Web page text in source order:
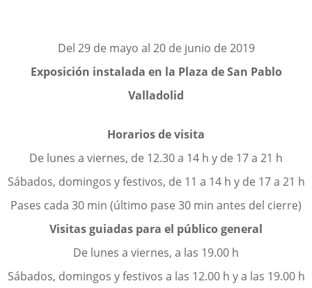
Del 29 de mayo al 20 de junio de 2019
Exposición instalada en la Plaza de San Pablo
Valladolid
Horarios de visita
De lunes a viernes, de 12.30 a 14 h y de 17 a 21 h
Sábados, domingos y festivos, de 11 a 14 h y de 17 a 21 h
Pases cada 30 min (último pase 30 min antes del cierre)
Visitas guiadas para el público general
De lunes a viernes, a las 19.00 h
Sábados, domingos y festivos a las 12.00 h y a las 19.00 h